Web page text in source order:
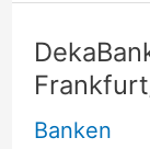
Frankfurt/
Banken